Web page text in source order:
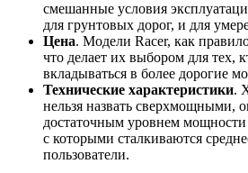
смешанные условия
для грунтовых дорог, и для
Цена. Модели Racer, как
что делает их выбором для тех,
вкладываться в более дорогие
Технические характеристики.
нельзя назвать сверхмощными,
достаточным уровнем мощности
с которыми сталкиваются
пользователи.